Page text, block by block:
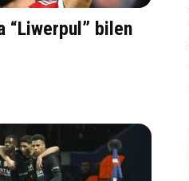
“Liwerpul” bilen